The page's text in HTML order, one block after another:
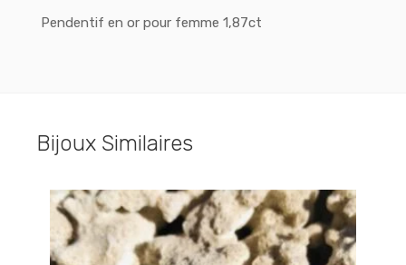
Pendentif en or pour femme 1,87ct
Bijoux Similaires